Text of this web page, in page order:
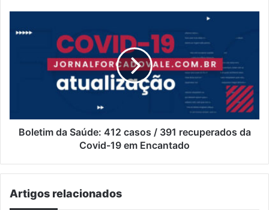
da
da
Covid-
Boletim da Saúde: 412 casos / 391 recuperados da
Covid-19 em Encantado
Artigos relacionados